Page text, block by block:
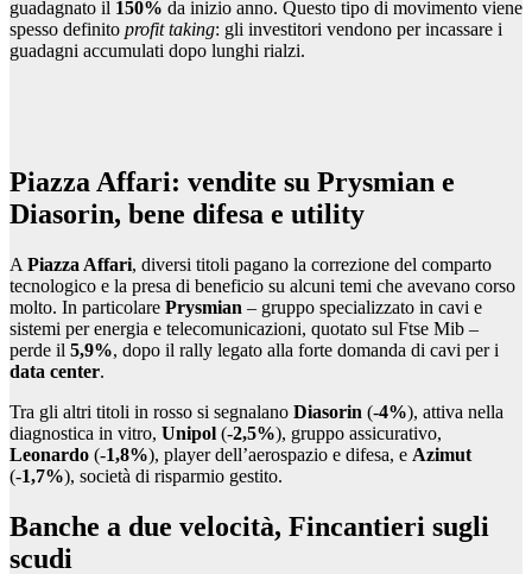
guadagnato il 150% da inizio anno. Questo tipo di movimento viene
spesso definito profit taking: gli investitori vendono per incassare i
guadagni accumulati dopo lunghi rialzi.
Piazza Affari: vendite su Prysmian e
Diasorin, bene difesa e utility
A Piazza Affari, diversi titoli pagano la correzione del comparto
tecnologico e la presa di beneficio su alcuni temi che avevano corso
molto. In particolare Prysmian – gruppo specializzato in cavi e
sistemi per energia e telecomunicazioni, quotato sul Ftse Mib –
perde il 5,9%, dopo il rally legato alla forte domanda di cavi per i
data center.
Tra gli altri titoli in rosso si segnalano Diasorin (-4%), attiva nella
diagnostica in vitro, Unipol (-2,5%), gruppo assicurativo,
Leonardo (-1,8%), player dell’aerospazio e difesa, e Azimut
(-1,7%), società di risparmio gestito.
Banche a due velocità, Fincantieri sugli
scudi